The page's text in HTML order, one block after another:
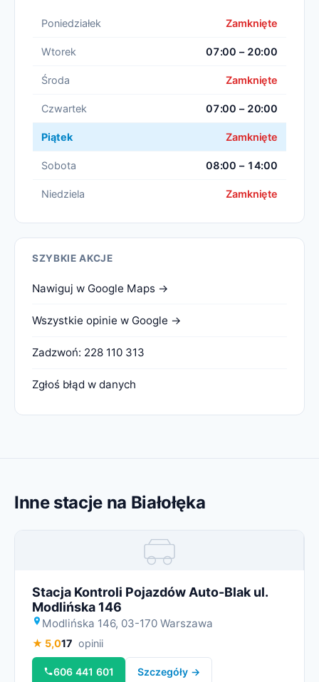
Poniedziałek Zamknięte
Wtorek 07:00 – 20:00
Środa Zamknięte
Czwartek 07:00 – 20:00
Piątek Zamknięte
Sobota 08:00 – 14:00
Niedziela Zamknięte
SZYBKIE AKCJE
Nawiguj w Google Maps →
Wszystkie opinie w Google →
Zadzwoń: 228 110 313
Zgłoś błąd w danych
Inne stacje na Białołęka
Miniatura
Stacja Kontroli Pojazdów Auto-Blak ul.
Modlińska 146
Modlińska 146, 03-170 Warszawa
★ 5,017 opinii
606 441 601 Szczegóły →